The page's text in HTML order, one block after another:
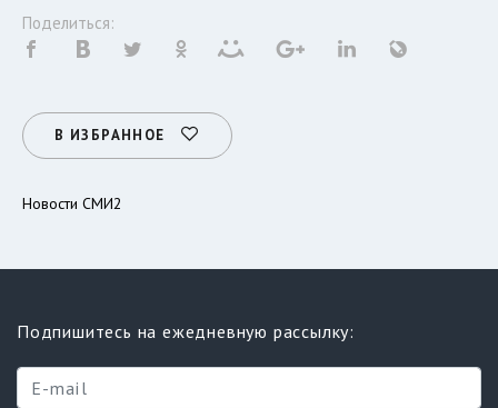
Поделиться:
В ИЗБРАННОЕ
Новости СМИ2
Подпишитесь на ежедневную рассылку: